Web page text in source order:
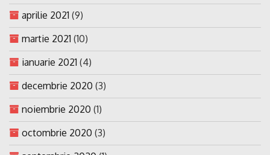
aprilie 2021 (9)
martie 2021 (10)
ianuarie 2021 (4)
decembrie 2020 (3)
noiembrie 2020 (1)
octombrie 2020 (3)